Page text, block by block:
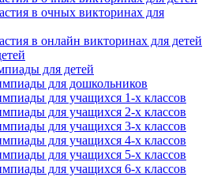
в очных викторинах для
в онлайн викторинах для детей
для детей
для дошкольников
для учащихся 1-х классов
для учащихся 2-х классов
для учащихся 3-х классов
для учащихся 4-х классов
для учащихся 5-х классов
для учащихся 6-х классов